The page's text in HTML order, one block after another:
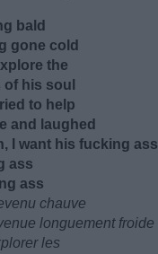
bald
gone cold
the
of his soul
to help
and laughed
I want his fucking ass
ass
ass
chauve
longuement froide
les